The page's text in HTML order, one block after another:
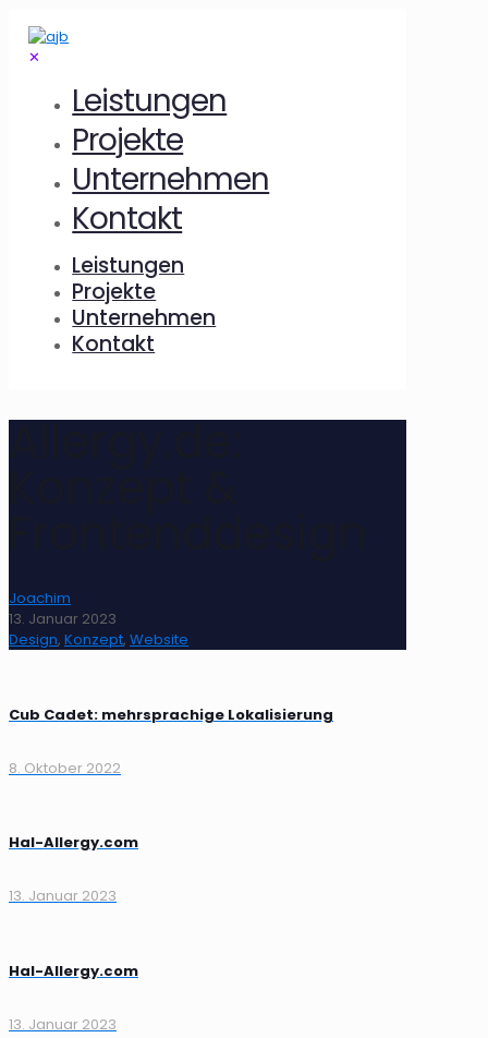
✕
Leistungen
Projekte
Unternehmen
Kontakt
Leistungen
Projekte
Unternehmen
Kontakt
Allergy.de:
Joachim
13. Januar 2023
Design, Konzept, Website
Cub Cadet: mehrsprachige Lokalisierung
8. Oktober 2022
Hal-Allergy.com
13. Januar 2023
Hal-Allergy.com
13. Januar 2023